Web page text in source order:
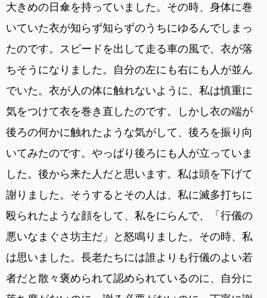
大きめの日傘を持っていました。その時、身体に巻
いていた衣が知らず知らずのうちにゆるんでしまっ
たのです。スピードを出して走る車の風で、衣が落
ちそうになりました。自分の左にも右にも人が並ん
でいた。衣が人の体に触れないように、私は慎重に
気をつけて衣を巻き直したのです。しかし衣の端が
後ろの何かに触れたような気がして、後ろを振り向
いてみたのです。やっぱり後ろにも人が立っていま
した。後から来た人だと思います。私は頭を下げて
謝りました。そうするとその人は、私に滅多打ちに
殴られたような顔をして、私をにらんで、「行儀の
悪いなまぐさ坊主だ」と怒鳴りました。その時、私
は思いました。長老たちには誰よりも行儀のよい若
者だと散々褒められて認められているのに、自分に